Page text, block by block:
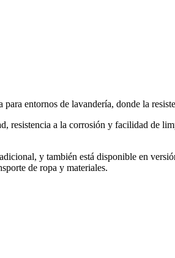
entornos de lavandería, donde la
resistencia a la corrosión y facilidad de
y también está disponible en
de ropa y materiales.